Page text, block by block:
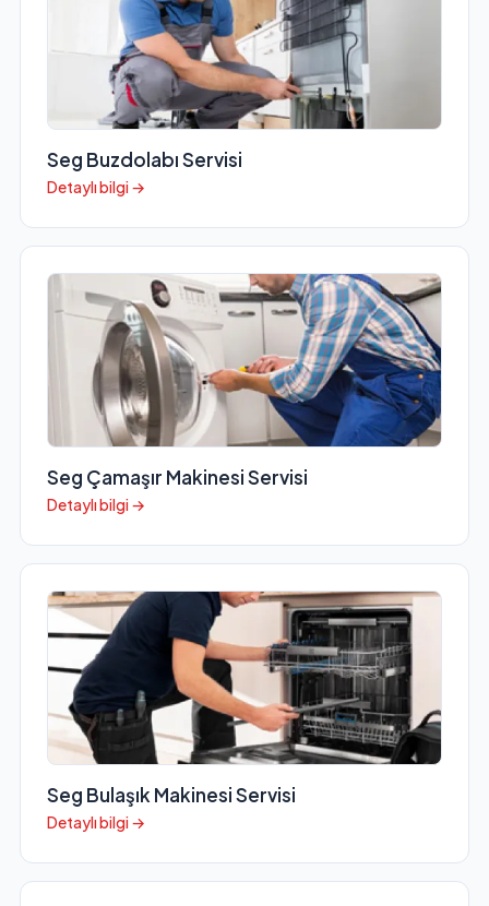
Seg Buzdolabı Servisi
Detaylı bilgi →
Seg Çamaşır Makinesi Servisi
Detaylı bilgi →
Seg Bulaşık Makinesi Servisi
Detaylı bilgi →